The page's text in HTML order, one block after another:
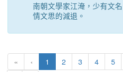
南朝文學家江淹，少有文
情文思的減退。
« ‹ 1 (目前頁次)
2 3 4 5